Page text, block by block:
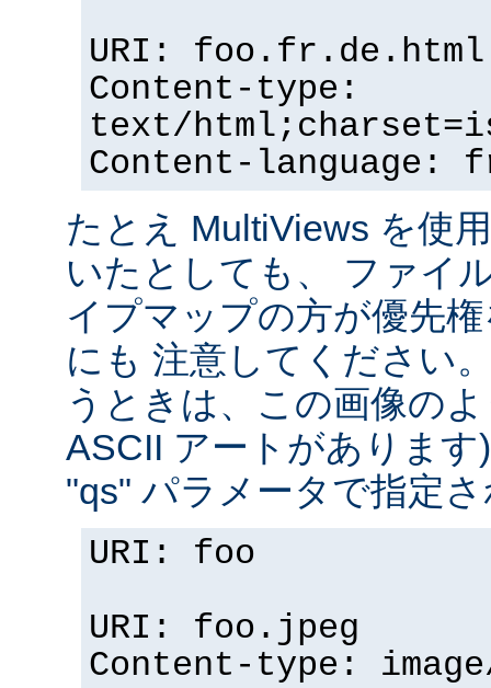
URI: foo.fr.de.html
Content-type:
text/
Content-language:
たとえ MultiViews を使
いたとしても、 ファイ
イプマップの方が優先
にも 注意してください
うときは、この画像の
ASCII アートがありま
"qs" パラメータで指定
URI: foo
URI: foo.jpeg
Content-type: